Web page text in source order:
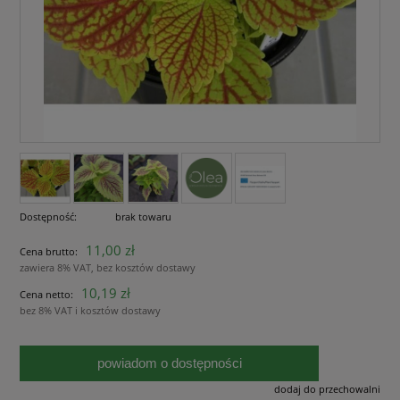
Dostępność: brak towaru
Cena brutto: 11,00 zł
zawiera 8% VAT, bez kosztów dostawy
Cena netto:
10,19 zł
bez 8% VAT i kosztów dostawy
powiadom o dostępności
dodaj do przechowalni